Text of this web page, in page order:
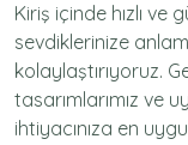
Kiriş içinde hızlı ve
sevdiklerinize
kolaylaştırıyoruz.
tasarımlarımız ve
ihtiyacınıza en